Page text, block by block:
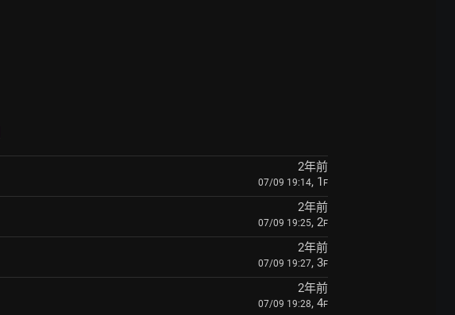
2年前
07/09 19:14, 1 F
2年前
07/09 19:25, 2F
2年前
07/09 19:27, 3F
2年前
07/09 19:28, 4F